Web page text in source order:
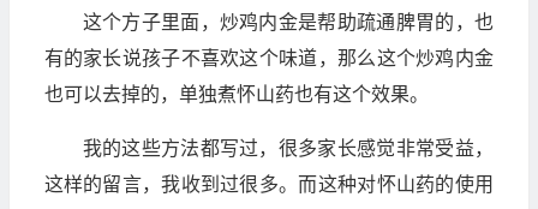
这个方子里面，炒鸡内金是帮助疏通脾胃的，也
有的家长说孩子不喜欢这个味道，那么这个炒鸡内金
也可以去掉的，单独煮怀山药也有这个效果。
我的这些方法都写过，很多家长感觉非常受益，
这样的留言，我收到过很多。而这种对怀山药的使用